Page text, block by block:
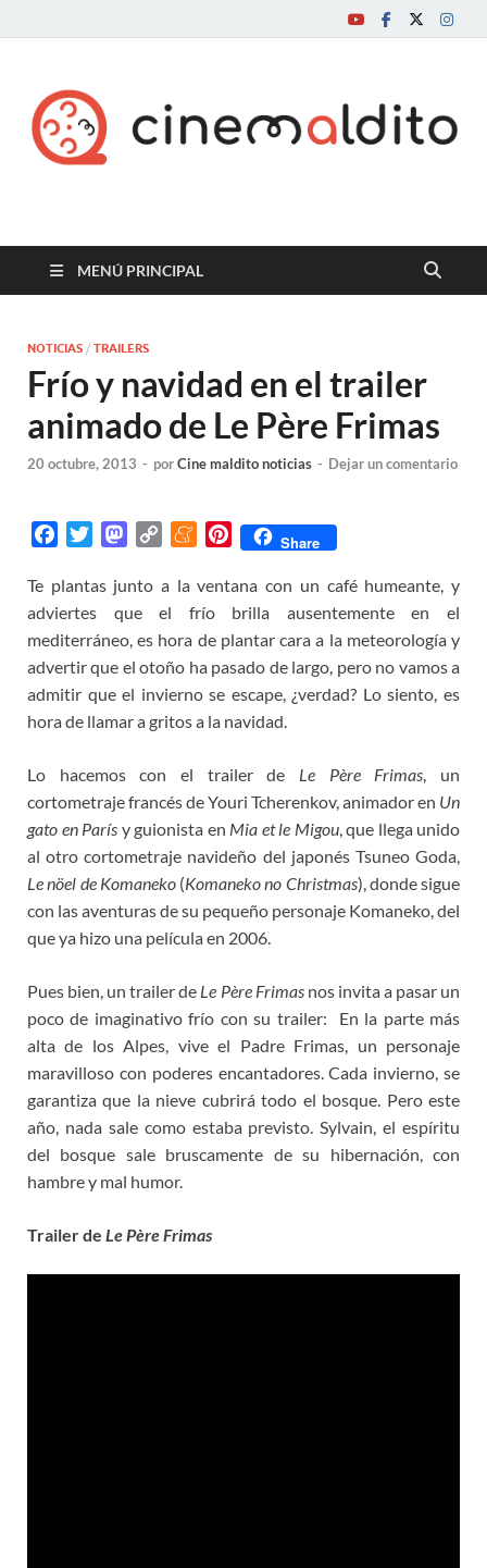
Cine maldito
MENÚ PRINCIPAL
NOTICIAS / TRAILERS
Frío y navidad en el trailer
animado de Le Père Frimas
20 octubre, 2013 - porCine maldito noticias - Dejar un comentario
c
e
b
o
o
k
i
t
t
e
r
M
s
t
o
d
o
n
p
y
L
i
n
k
M
n
e
a
m
e
P
n
t
e
r
e
s
Share
Te plantas junto a la ventana con un café humeante, y
adviertes que el frío brilla ausentemente en el
mediterráneo, es hora de plantar cara a la meteorología y
advertir que el otoño ha pasado de largo, pero no vamos a
admitir que el invierno se escape, ¿verdad? Lo siento, es
hora de llamar a gritos a la navidad.
Lo hacemos con el trailer de Le Père Frimas, un
cortometraje francés de Youri Tcherenkov, animador en Un
gato en París y guionista en Mia et le Migou, que llega unido
al otro cortometraje navideño del japonés Tsuneo Goda,
Le nöel de Komaneko(Komaneko no Christmas), donde sigue
con las aventuras de su pequeño personaje Komaneko, del
que ya hizo una película en 2006.
Pues bien, un trailer de Le Père Frimasnos invita a pasar un
poco de imaginativo frío con su trailer: En la parte más
alta de los Alpes, vive el Padre Frimas, un personaje
maravilloso con poderes encantadores. Cada invierno, se
garantiza que la nieve cubrirá todo el bosque. Pero este
año, nada sale como estaba previsto. Sylvain, el espíritu
del bosque sale bruscamente de su hibernación, con
hambre y mal humor.
Trailer de Le Père Frimas